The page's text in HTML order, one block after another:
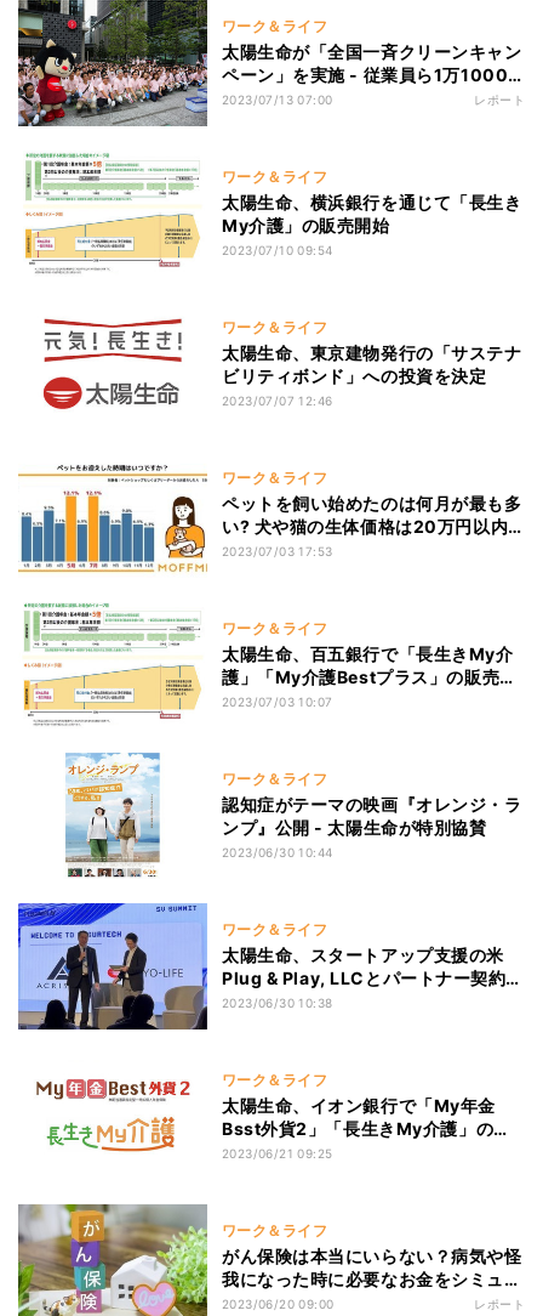
ワーク＆ライフ
太陽生命が「全国一斉クリーンキャン
ペーン」を実施 - 従業員ら1万1000
人が日本橋などで清掃活動
2023/07/13 07:00 レポート
ワーク＆ライフ
太陽生命、横浜銀行を通じて「長生き
My介護」の販売開始
2023/07/10 09:54
ワーク＆ライフ
太陽生命、東京建物発行の「サステナ
ビリティボンド」への投資を決定
2023/07/07 12:46
ワーク＆ライフ
ペットを飼い始めたのは何月が最も多
い? 犬や猫の生体価格は20万円以内
が最多
2023/07/03 17:53
ワーク＆ライフ
太陽生命、百五銀行で「長生きMy介
護」「My介護Bestプラス」の販売を
開始
2023/07/03 10:07
ワーク＆ライフ
認知症がテーマの映画『オレンジ・ラ
ンプ』公開 - 太陽生命が特別協賛
2023/06/30 10:44
ワーク＆ライフ
太陽生命、スタートアップ支援の米
Plug & Play, LLCとパートナー契約を
締結
2023/06/30 10:38
ワーク＆ライフ
太陽生命、イオン銀行で「My年金
Bsst外貨2」「長生きMy介護」の販
売開始
2023/06/21 09:25
ワーク＆ライフ
がん保険は本当にいらない？病気や怪
我になった時に必要なお金をシミュレ
ーションしてみよう
2023/06/20 09:00 レポート